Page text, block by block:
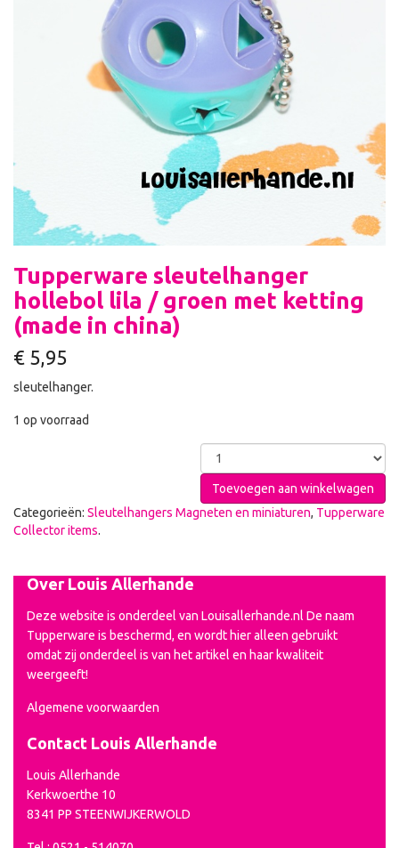
Tupperware sleutelhanger
hollebol lila / groen met ketting
(made in china)
€ 5,95
sleutelhanger.
1 op voorraad
Toevoegen aan winkelwagen
Categorieën: Sleutelhangers Magneten en miniaturen, Tupperware
Collector items.
Over Louis Allerhande
Deze website is onderdeel van Louisallerhande.nl De naam
Tupperware is beschermd, en wordt hier alleen gebruikt
omdat zij onderdeel is van het artikel en haar kwaliteit
weergeeft!
Algemene voorwaarden
Contact Louis Allerhande
Louis Allerhande
Kerkwoerthe 10
8341 PP STEENWIJKERWOLD